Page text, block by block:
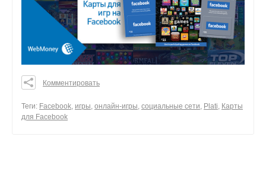
0
Комментировать
Теги: Facebook, игры, онлайн-игры, социальные сети, Plati, Карты
для Facebook